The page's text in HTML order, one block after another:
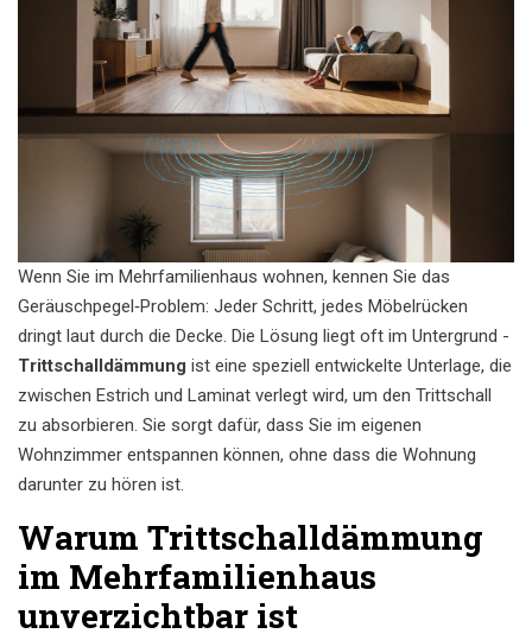
Wenn Sie im Mehrfamilienhaus wohnen, kennen Sie das
Geräuschpegel‑Problem: Jeder Schritt, jedes Möbelrücken
dringt laut durch die Decke. Die Lösung liegt oft im Untergrund -
Trittschalldämmung ist eine speziell entwickelte Unterlage, die
zwischen Estrich und Laminat verlegt wird, um den Trittschall
zu absorbieren. Sie sorgt dafür, dass Sie im eigenen
Wohnzimmer entspannen können, ohne dass die Wohnung
darunter zu hören ist.
Warum Trittschalldämmung
im Mehrfamilienhaus
unverzichtbar ist